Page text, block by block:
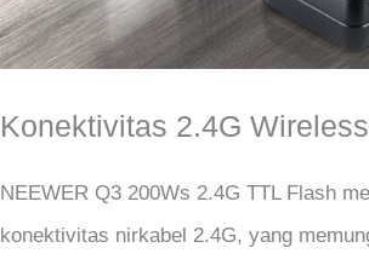
Konektivitas 2.4G Wireless
NEEWER Q3 200Ws 2.4G TTL Flash
konektivitas nirkabel 2.4G, yang